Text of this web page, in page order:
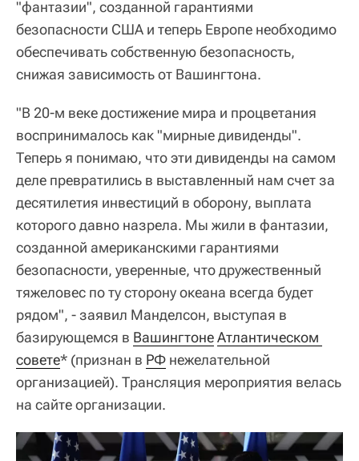
"фантазии", созданной гарантиями
безопасности США и теперь Европе необходимо
обеспечивать собственную безопасность,
снижая зависимость от Вашингтона.
"В 20-м веке достижение мира и процветания
воспринималось как "мирные дивиденды".
Теперь я понимаю, что эти дивиденды на самом
деле превратились в выставленный нам счет за
десятилетия инвестиций в оборону, выплата
которого давно назрела. Мы жили в фантазии,
созданной американскими гарантиями
безопасности, уверенные, что дружественный
тяжеловес по ту сторону океана всегда будет
рядом", - заявил Манделсон, выступая в
базирующемся в ВашингтонеАтлантическом
совете* (признан в РФ нежелательной
организацией). Трансляция мероприятия велась
на сайте организации.